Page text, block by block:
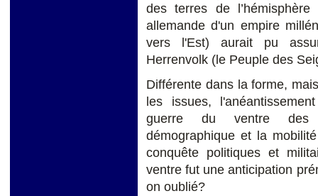
des terres de
allemande d'un empire
vers l'Est) aurait pu
Herrenvolk (le Peuple des
Différente dans la forme,
les issues,
guerre du ventre des
démographique et la
conquête politiques et
ventre fut une anticipation
on oublié?